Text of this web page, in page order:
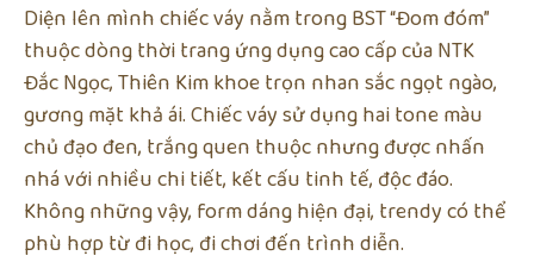
Diện lên mình chiếc váy nằm trong BST “Đom đóm”
thuộc dòng thời trang ứng dụng cao cấp của NTK
Đắc Ngọc, Thiên Kim khoe trọn nhan sắc ngọt ngào,
gương mặt khả ái. Chiếc váy sử dụng hai tone màu
chủ đạo đen, trắng quen thuộc nhưng được nhấn
nhá với nhiều chi tiết, kết cấu tinh tế, độc đáo.
Không những vậy, form dáng hiện đại, trendy có thể
phù hợp từ đi học, đi chơi đến trình diễn.